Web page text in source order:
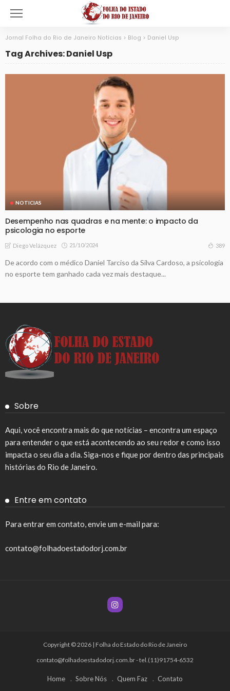
Jornal Folha do Rio de Janeiro Notícias > Blog > Daniel Usp
Tag Archives: Daniel Usp
NOTICIAS
Desempenho nas quadras e na mente: o impacto da
psicologia no esporte
Diego Velázquez 21/10/2024 389
De acordo com o médico Daniel Tarciso da Silva Cardoso, a psicologia
no esporte tem ganhado cada vez mais destaque...
Sobre
Aqui, você encontra mais do que notícias – encontra um espaço
para entender o que está acontecendo ao seu redor e como isso
impacta o seu dia a dia. Siga-nos e fique por dentro das principais
histórias do Rio de Janeiro.
Entre em contato
Para entrar em contato, envie um e-mail para:
contato@folhadoestadodorj.com.br
Copyright © 2026 | Folha do Estado do Rio de Janeiro
contato@folhadoestadodorj.com.br- tel.(11)91754-6532
Home Sobre Nós Quem Faz Contato